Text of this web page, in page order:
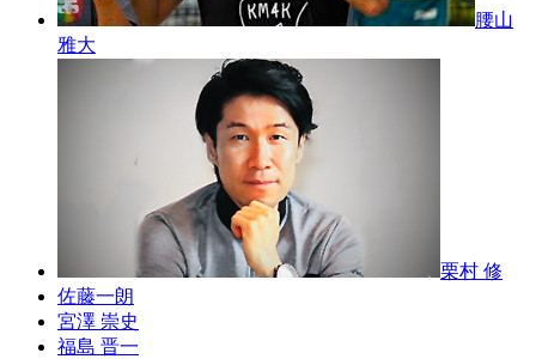
腰山
雅大
栗村 修
佐藤一朗
宮澤 崇史
福島 晋一